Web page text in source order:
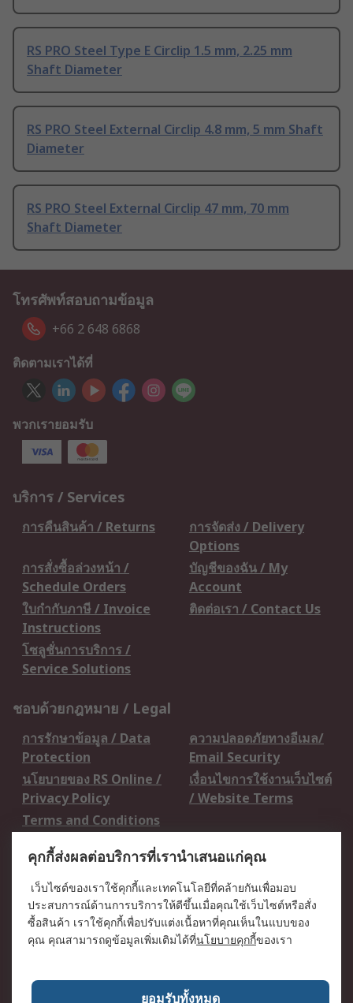
RS PRO Steel Type E Circlip 1.5 mm, 2.25 mm
Shaft Diameter
RS PRO Steel External Circlip 4.8 mm, 5 mm Shaft
Diameter
RS PRO Steel External Circlip 47 mm, 70 mm
Shaft Diameter
โทรศัพท์สอบถามข้อมูล
+66 2 648 6868
ติดตามเราได้ที่
พวกเรายอมรับ
บริการ / Services
การคืนสินค้า / Returns
การจัดส่ง / Delivery
Options
การสั่งซื้อล่วงหน้า /
Schedule Orders
บัญชีของฉัน / My
Account
ใบกำกับภาษี / Invoice
Instructions
ติดต่อเรา / Contact Us
โซลูชั่นการบริการ /
Service Solutions
ชอบด้วยกฎหมาย / Legal
การรักษาข้อมูล / Data
Protection
ความปลอดภัยทางอีเมล/
Email Security
นโยบายของ RS Online /
Privacy Policy
เงื่อนไขการใช้งานเว็บไซต์
/ Website Terms
Terms and Conditions
เกี่ยวกับ RS / About RS
RS ทั่วโลก / RS
Worldwide
ข่าวประชาสัมพันธ์ / Press
Centre
บริษัทในเครือ RS /
วิธีการชำระเงิน /
เกี่ยวกับ RS / About RS
อาชีพที่ RS / Careers
คุกกี้ส่งผลต่อบริการที่เรานำเสนอแก่คุณ
เว็บไซต์ของเราใช้คุกกี้และเทคโนโลยีที่คล้ายกันเพื่อมอบ
ประสบการณ์ด้านการบริการให้ดีขึ้นเมื่อคุณใช้เว็บไซต์หรือสั่ง
ซื้อสินค้า เราใช้คุกกี้เพื่อปรับแต่งเนื้อหาที่คุณเห็นในแบบของ
คุณ คุณสามารถดูข้อมูลเพิ่มเติมได้ที่นโยบายคุกกี้ของเรา
ยอมรับทั้งหมด